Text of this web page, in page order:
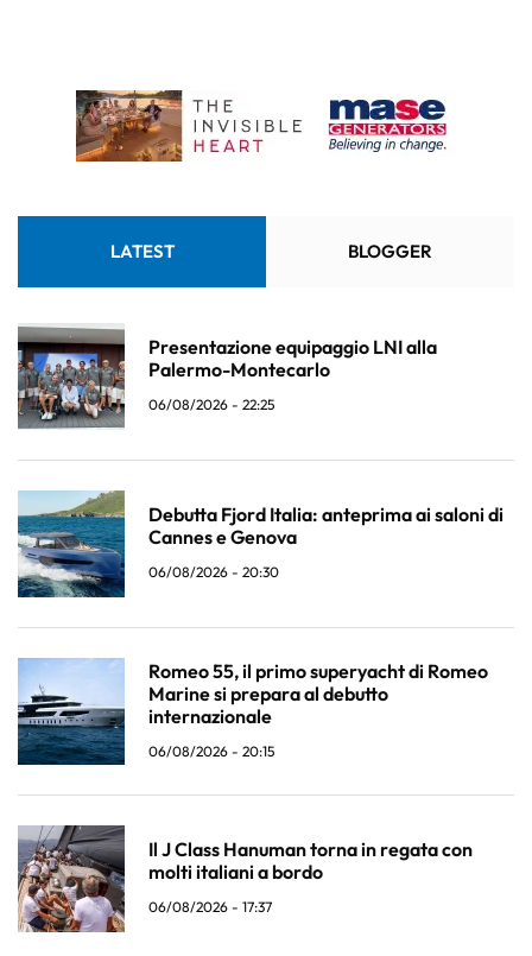
LATEST BLOGGER
Presentazione equipaggio LNI alla
Palermo-Montecarlo
06/08/2026 - 22:25
Debutta Fjord Italia: anteprima ai saloni di
Cannes e Genova
06/08/2026 - 20:30
Romeo 55, il primo superyacht di Romeo
Marine si prepara al debutto
internazionale
06/08/2026 - 20:15
Il J Class Hanuman torna in regata con
molti italiani a bordo
06/08/2026 - 17:37